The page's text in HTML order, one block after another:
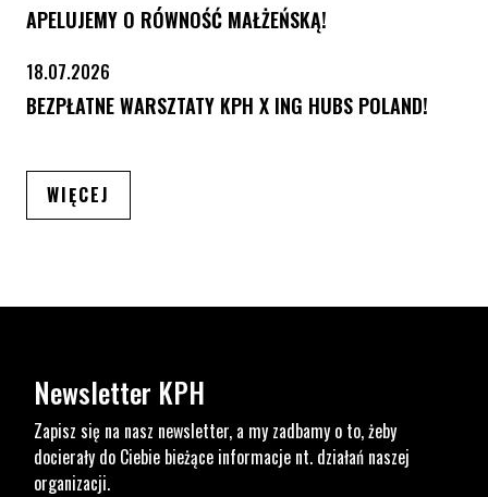
APELUJEMY O RÓWNOŚĆ MAŁŻEŃSKĄ!
18.07.2026
BEZPŁATNE WARSZTATY KPH X ING HUBS POLAND!
WIĘCEJ
Newsletter KPH
Zapisz się na nasz newsletter, a my zadbamy o to, żeby
docierały do Ciebie bieżące informacje nt. działań naszej
organizacji.